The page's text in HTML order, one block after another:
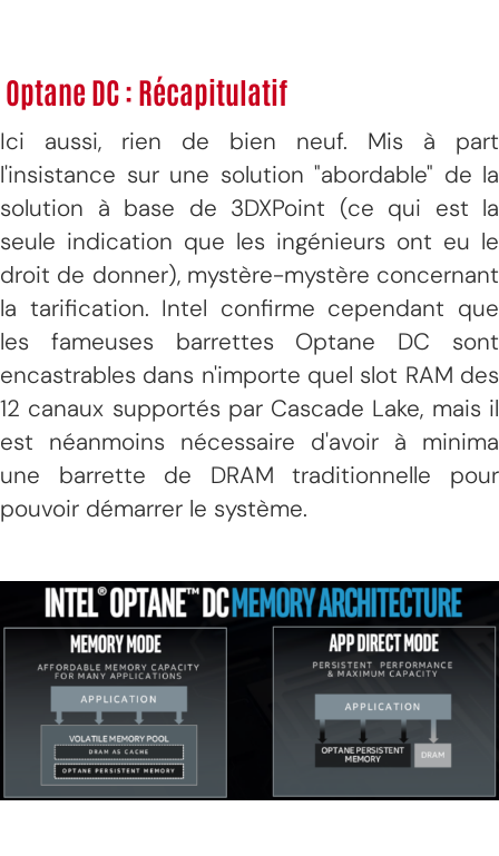
Optane DC : Récapitulatif
Ici aussi, rien de bien neuf. Mis à part
l'insistance sur une solution "abordable" de la
solution à base de 3DXPoint (ce qui est la
seule indication que les ingénieurs ont eu le
droit de donner), mystère-mystère concernant
la tarification. Intel confirme cependant que
les fameuses barrettes Optane DC sont
encastrables dans n'importe quel slot RAM des
12 canaux supportés par Cascade Lake, mais il
est néanmoins nécessaire d'avoir à minima
une barrette de DRAM traditionnelle pour
pouvoir démarrer le système.